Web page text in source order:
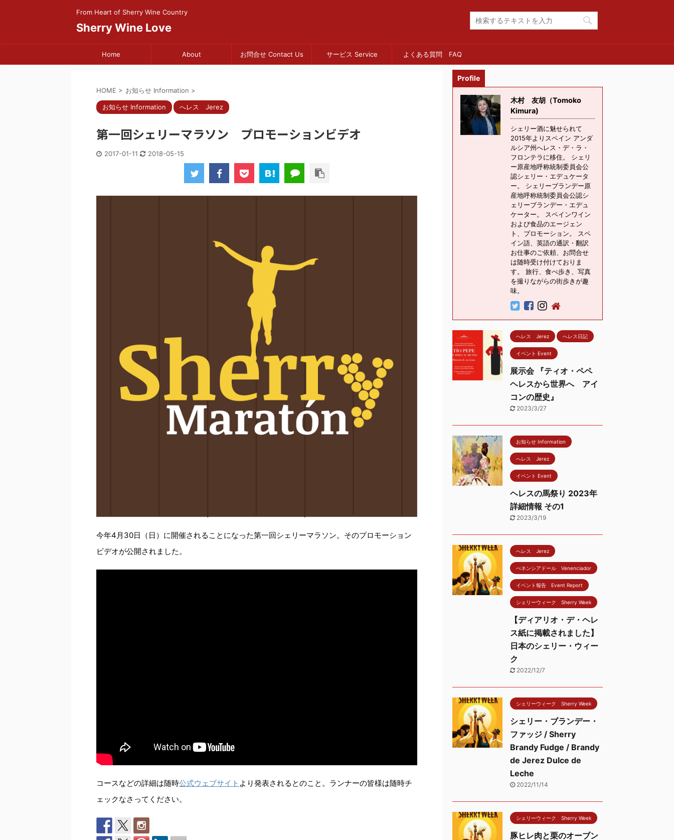
From Heart of Sherry Wine Country
Sherry Wine Love
Home About お問合せ Contact Us サービス Service よくある質問 FAQ
HOME > お知らせ Information >
お知らせ Information へレス Jerez
第一回シェリーマラソン プロモーションビデオ
2017-01-11 2018-05-15
今年4月30日（日）に開催されることになった第一回シェリーマラソン。そのプロモーション
ビデオが公開されました。
コースなどの詳細は随時公式ウェブサイト より発表されるとのこと。ランナーの皆様は随時チ
ェックなさってください。
Profile
木村 友胡（Tomoko
Kimura)
シェリー酒に魅せられて
2015年よりスペイン アンダ
ルシア州へレス・デ・ラ・
フロンテラに移住。 シェリ
ー原産地呼称統制委員会公
認シェリー・エデュケータ
ー。 シェリーブランデー原
産地呼称統制委員会公認シ
ェリーブランデー・エデュ
ケーター。 スペインワイン
および食品のエージェン
ト、プロモーション。 スペ
イン語、英語の通訳・翻訳
お仕事のご依頼、お問合せ
は随時受け付けておりま
す。 旅行、食べ歩き、写真
を撮りながらの街歩きが趣
味。
へレス Jerez へレス日記
イベント Event
展示会 『ティオ・ペペ
ヘレスから世界へ アイ
コンの歴史』
2023/3/27
お知らせ Information
へレス Jerez
イベント Event
ヘレスの馬祭り 2023年
詳細情報 その1
2023/3/19
へレス Jerez
べネンシアドール Venenciador
イベント報告 Event Report
シェリーウィーク Sherry Week
【ディアリオ・デ・ヘレ
ス紙に掲載されました】
日本のシェリー・ウィー
ク
2022/12/7
シェリーウィーク Sherry Week
シェリー・ブランデー・
ファッジ / Sherry
Brandy Fudge / Brandy
de Jerez Dulce de
Leche
2022/11/14
シェリーウィーク Sherry Week
豚ヒレ肉と栗のオーブン